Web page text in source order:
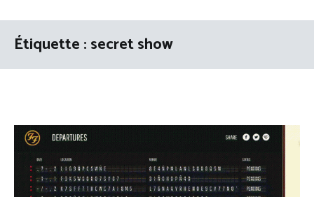
Étiquette :secret show